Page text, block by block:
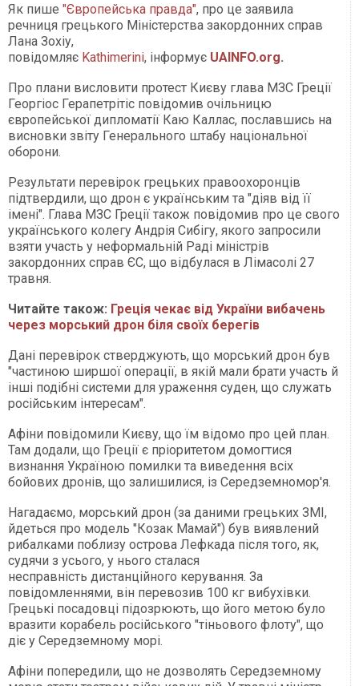
Як пише "Європейська правда", про це заявила
речниця грецького Міністерства закордонних справ
Лана Зохіу,
повідомляє Kathimerini, інформує UAINFO.org.
Про плани висловити протест Києву глава МЗС Греції
Георгіос Герапетрітіс повідомив очільницю
європейської дипломатії Каю Каллас, пославшись на
висновки звіту Генерального штабу національної
оборони.
Результати перевірок грецьких правоохоронців
підтвердили, що дрон є українським та "діяв від її
імені". Глава МЗС Греції також повідомив про це свого
українського колегу Андрія Сибігу, якого запросили
взяти участь у неформальній Раді міністрів
закордонних справ ЄС, що відбулася в Лімасолі 27
травня.
Читайте також: Греція чекає від України вибачень
через морський дрон біля своїх берегів
Дані перевірок стверджують, що морський дрон був
"частиною ширшої операції, в якій мали брати участь й
інші подібні системи для ураження суден, що служать
російським інтересам".
Афіни повідомили Києву, що їм відомо про цей план.
Там додали, що Греції є пріоритетом домогтися
визнання Україною помилки та виведення всіх
бойових дронів, що залишилися, із Середземномор'я.
Нагадаємо, морський дрон (за даними грецьких ЗМІ,
йдеться про модель "Козак Мамай") був виявлений
рибалками поблизу острова Лефкада після того, як,
судячи з усього, у нього сталася
несправність дистанційного керування. За
повідомленнями, він перевозив 100 кг вибухівки.
Грецькі посадовці підозрюють, що його метою було
вразити корабель російського "тіньового флоту", що
діє у Середземному морі.
Афіни попередили, що не дозволять Середземному